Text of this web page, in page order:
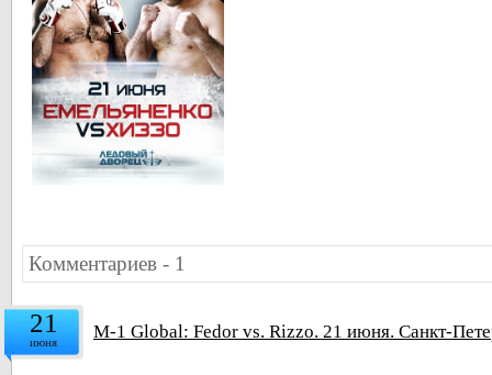
Комментариев - 1
21
июня M-1 Global: Fedor vs. Rizzo. 21 июня. Санкт-